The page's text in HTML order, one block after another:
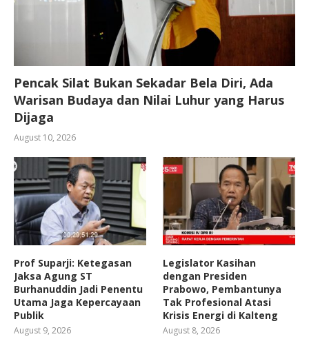
Pencak Silat Bukan Sekadar Bela Diri, Ada
Warisan Budaya dan Nilai Luhur yang Harus
Dijaga
August 10, 2026
Prof Suparji: Ketegasan
Jaksa Agung ST
Burhanuddin Jadi Penentu
Utama Jaga Kepercayaan
Publik
August 9, 2026
Legislator Kasihan
dengan Presiden
Prabowo, Pembantunya
Tak Profesional Atasi
Krisis Energi di Kalteng
August 8, 2026